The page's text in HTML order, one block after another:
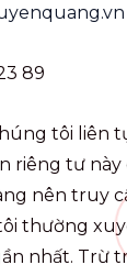
89
tôi liên
riêng tư
nên truy
thường
nhất. Trừ